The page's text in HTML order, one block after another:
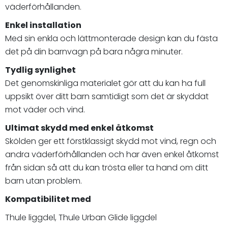
väderförhållanden.
Enkel installation
Med sin enkla och lättmonterade design kan du fästa
det på din barnvagn på bara några minuter.
Tydlig synlighet
Det genomskinliga materialet gör att du kan ha full
uppsikt över ditt barn samtidigt som det är skyddat
mot väder och vind.
Ultimat skydd med enkel åtkomst
Skölden ger ett förstklassigt skydd mot vind, regn och
andra väderförhållanden och har även enkel åtkomst
från sidan så att du kan trösta eller ta hand om ditt
barn utan problem.
Kompatibilitet med
Thule liggdel, Thule Urban Glide liggdel